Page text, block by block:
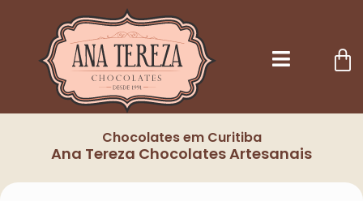
Chocolates em Curitiba
Ana Tereza Chocolates Artesanais